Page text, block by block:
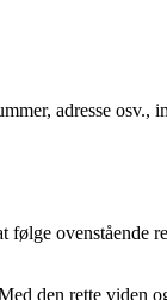
adresse osv.,
følge
den rette viden